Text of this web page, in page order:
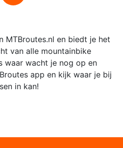
MTBroutes.nl en biedt je het
van alle mountainbike
waar wacht je nog op en
app en kijk waar je bij
in kan!